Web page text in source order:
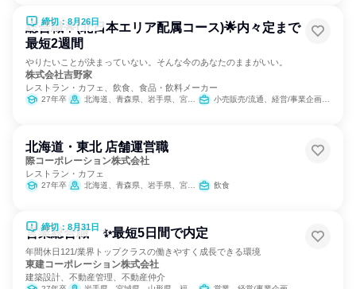
締切：8月26日
総合職🌟(北日本エリア配属コース)🌟内々定まで
最短2週間
やりたいことが決まっていない。そんな今のあなたのままがいい。
株式会社吉野家
レストラン・カフェ、飲食、食品・飲料メーカー
27年卒 北海道、青森県、岩手県、宮城県、秋田県、山形県、福島県、茨城県、栃木県、群馬県、新潟県 小売販売/流通、経営/事業企画、人事、広報/IR、商品企画
北海道・東北 店舗運営職
際コーポレーション株式会社
レストラン・カフェ
27年卒 北海道、青森県、岩手県、宮城県、秋田県、山形県、福島県 飲食
締切：8月31日
営業総合職 ✨最短5日間で内定
年間休日121/業界トップクラスの働きやすく成長できる環境
東建コーポレーション株式会社
建築設計、不動産管理、不動産仲介